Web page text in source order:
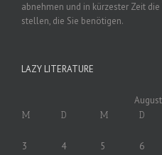
abnehmen und in kürzester Zeit
stellen, die Sie benötigen.
LAZY LITERATURE
M D M D
3
4 5 6